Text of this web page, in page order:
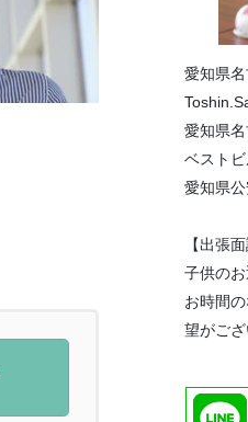
愛知県
愛知県
ベスト
愛知県
【出張
子供の
お時間
望がござ